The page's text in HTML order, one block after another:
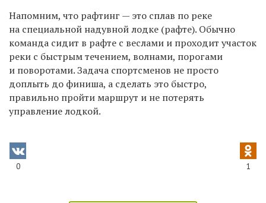
Напомним, что рафтинг — это сплав по реке
на специальной надувной лодке (рафте). Обычно
команда сидит в рафте с веслами и проходит участок
реки с быстрым течением, волнами, порогами
и поворотами. Задача спортсменов не просто
доплыть до финиша, а сделать это быстро,
правильно пройти маршрут и не потерять
управление лодкой.
0 1